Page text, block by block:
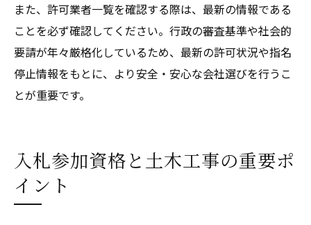
また、許可業者一覧を確認する際は、最新の情報である
ことを必ず確認してください。行政の審査基準や社会的
要請が年々厳格化しているため、最新の許可状況や指名
停止情報をもとに、より安全・安心な会社選びを行うこ
とが重要です。
入札参加資格と土木工事の重要ポ
イント